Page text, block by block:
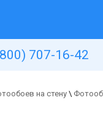
707-16-42
на стену \